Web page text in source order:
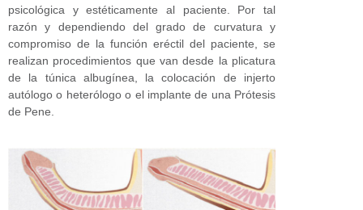
psicológica y estéticamente al paciente. Por tal
razón y dependiendo del grado de curvatura y
compromiso de la función eréctil del paciente, se
realizan procedimientos que van desde la plicatura
de la túnica albugínea, la colocación de injerto
autólogo o heterólogo o el implante de una Prótesis
de Pene.